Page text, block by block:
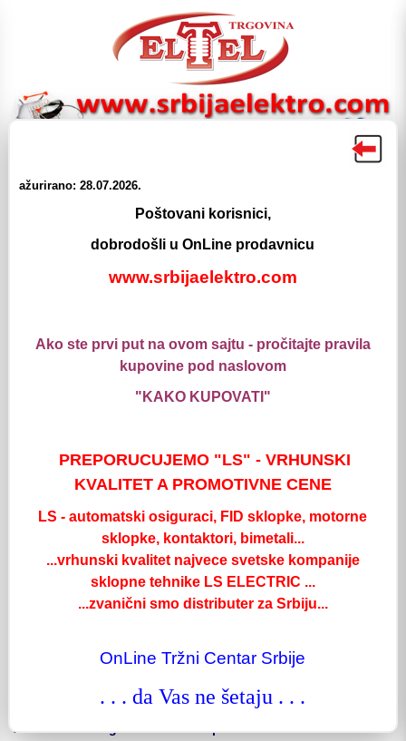
ažurirano: 28.07.2026.
Poštovani korisnici,
dobrodošli u OnLine prodavnicu
www.srbijaelektro.com
Ako ste prvi put na ovom sajtu - pročitajte pravila
kupovine pod naslovom
"KAKO KUPOVATI"
PREPORUCUJEMO "LS" - VRHUNSKI
KVALITET A PROMOTIVNE CENE
LS - automatski osiguraci, FID sklopke, motorne
sklopke, kontaktori, bimetali...
...vrhunski kvalitet najvece svetske kompanije
sklopne tehnike LS ELECTRIC ...
...zvanični smo distributer za Srbiju...
OnLine Tržni Centar Srbije
. . . da Vas ne šetaju . . .
Proizvodi
Automatski osiguraci
LS 1p - klasa C
Automatski Osigurac BKN 6kA 1p/C/2A LS
Detaljnije
Šifra: 0401102
Automatski Osigurac BKN 6kA 1p/C/4A LS
Šifra: 0401104